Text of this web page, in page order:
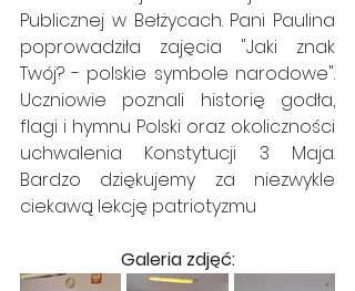
Publicznej w Bełżycach. Pani Paulina
poprowadziła zajęcia "Jaki znak
Twój? - polskie symbole narodowe".
Uczniowie poznali historię godła,
flagi i hymnu Polski oraz okoliczności
uchwalenia Konstytucji 3 Maja.
Bardzo dziękujemy za niezwykle
ciekawą lekcję patriotyzmu
Galeria zdjęć: